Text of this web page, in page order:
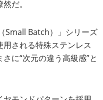
だ。
Small Batch）」シリーズ
される特殊ステンレス
に“次元の違う高級感”と